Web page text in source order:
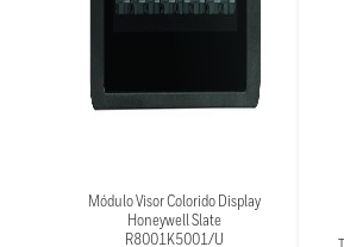
Módulo Visor Colorido Display
Honeywell Slate
R8001K5001/U